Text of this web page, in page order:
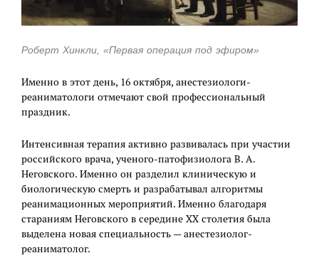
Роберт Хинкли, «Первая операция под эфиром»
Именно в этот день, 16 октября, анестезиологи-
реаниматологи отмечают свой профессиональный
праздник.
Интенсивная терапия активно развивалась при участии
российского врача, ученого-патофизиолога В. А.
Неговского. Именно он разделил клиническую и
биологическую смерть и разрабатывал алгоритмы
реанимационных мероприятий. Именно благодаря
стараниям Неговского в середине XX столетия была
выделена новая специальность — анестезиолог-
реаниматолог.